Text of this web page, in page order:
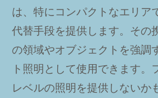
は、特にコンパクトなエリア
代替手段を提供します。その
の領域やオブジェクトを強調
ト照明として使用できます。
レベルの照明を提供しないか